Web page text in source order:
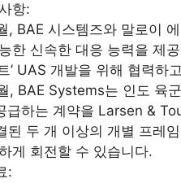
항:
, BAE 시스템즈와 말로이
한 신속한 대응 능력을 제
’ UAS 개발을 위해 협력하
, BAE Systems는 인도 육
급하는 계약을 Larsen &
된 두 개 이상의 개별 프레
게 회전할 수 있습니다.
: